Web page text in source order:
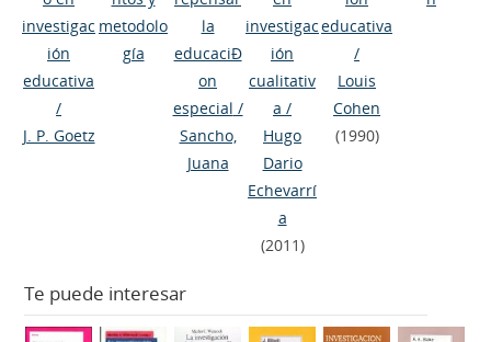
investigac
ión
educativa
/
J. P. Goetz
metodolo
gía
la
educaciÐ
on
especial /
Sancho,
Juana
investigac
ión
cualitativ
a /
Hugo
Dario
Echevarrí
a
(2011)
educativa
/
Louis
Cohen
(1990)
Te puede interesar